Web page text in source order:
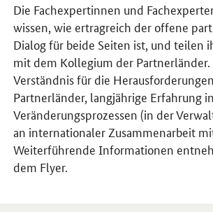
Die Fachexpertinnen und
wissen, wie ertragreich der offene
Dialog für beide Seiten ist, und teilen
mit dem Kollegium der Partnerländer.
Verständnis für die
Partnerländer, langjährige Erfahrung in
Veränderungsprozessen (in der
an internationaler Zusammenarbeit
Weiterführende Informationen
dem Flyer.